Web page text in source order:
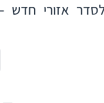
אזורי חדש